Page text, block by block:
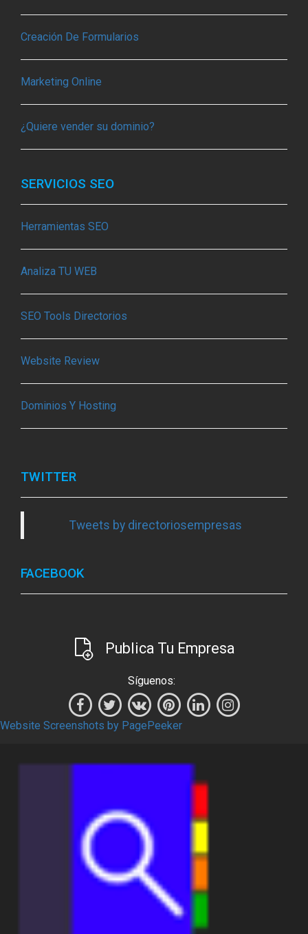
Creación De Formularios
Marketing Online
¿Quiere vender su dominio?
SERVICIOS SEO
Herramientas SEO
Analiza TU WEB
SEO Tools Directorios
Website Review
Dominios Y Hosting
TWITTER
Tweets by directoriosempresas
FACEBOOK
Publica Tu Empresa
Síguenos:
Website Screenshots by PagePeeker